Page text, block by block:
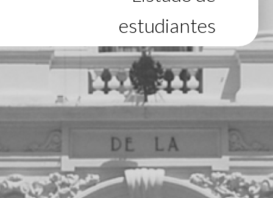
estudiantes